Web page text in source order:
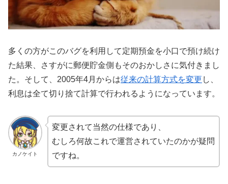
多くの方がこのバグを利用して定期預金を小口で預け続け
た結果、さすがに郵便貯金側もそのおかしさに気付きまし
た。そして、2005年4月からは従来の計算方式を変更 し、
利息は全て切り捨て計算で行われるようになっています。
カノケイト
変更されて当然の仕様であり、
むしろ何故これで運営されていたのかが疑問
ですね。